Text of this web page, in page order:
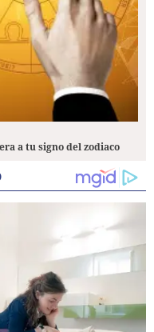
a tu signo del zodiaco